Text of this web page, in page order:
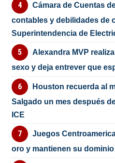
Cámara de Cuentas
contables y debilidades de
Superintendencia de
Alexandra MVP
sexo y deja entrever que
Houston recuerda al
Salgado un mes después
ICE
Juegos
oro y mantienen su dominio